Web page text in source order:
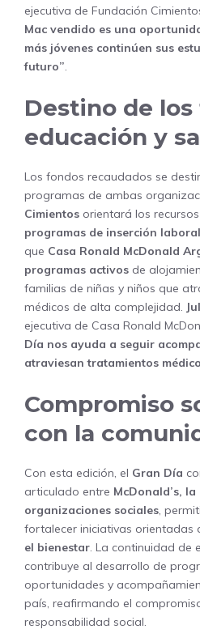
ejecutiva de Fundación
Mac vendido es una
más jóvenes continúen sus
futuro”.
Destino de los
educación y
Los fondos recaudados se
programas de ambas
Cimientos orientará los
programas de inserción laboral
que Casa Ronald McDonald
programas activos de
familias de niñas y niños que
médicos de alta complejidad.
ejecutiva de Casa Ronald
Día nos ayuda a seguir
atraviesan tratamientos
Compromiso
con la
Con esta edición, el Gran Día
articulado entre McDonald’s,
organizaciones sociales,
fortalecer iniciativas orientadas
el bienestar. La continuidad de
contribuye al desarrollo de
oportunidades y
país, reafirmando el
responsabilidad social.